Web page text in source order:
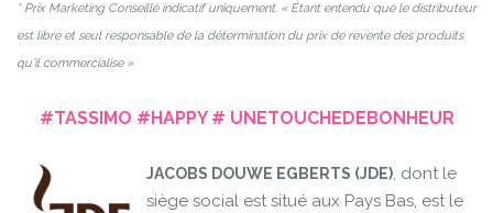
* Prix Marketing Conseillé indicatif uniquement. « Étant entendu que le distributeur
est libre et seul responsable de la détermination du prix de revente des produits
qu’il commercialise »
#TASSIMO #HAPPY # UNETOUCHEDEBONHEUR
JACOBS DOUWE EGBERTS (JDE), dont le
siège social est situé aux Pays Bas, est le